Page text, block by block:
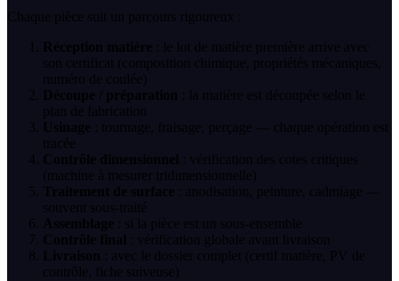
Chaque pièce suit un parcours rigoureux :
Réception matière : le lot de matière première arrive avec
son certificat (composition chimique, propriétés mécaniques,
numéro de coulée)
Découpe / préparation : la matière est découpée selon le
plan de fabrication
Usinage : tournage, fraisage, perçage — chaque opération est
tracée
Contrôle dimensionnel : vérification des cotes critiques
(machine à mesurer tridimensionnelle)
Traitement de surface : anodisation, peinture, cadmiage —
souvent sous-traité
Assemblage : si la pièce est un sous-ensemble
Contrôle final : vérification globale avant livraison
Livraison : avec le dossier complet (certif matière, PV de
contrôle, fiche suiveuse)